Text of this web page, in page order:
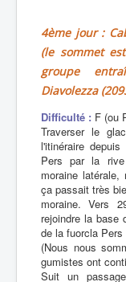
4ème jour :
(le sommet
groupe
Diavolezza
Difficulté : F (ou
Traverser le
l'itinéraire
Pers par la
moraine
ça passait très
moraine. Vers
rejoindre la base
de la fuorcla
(Nous nous
gumistes ont
Suit un